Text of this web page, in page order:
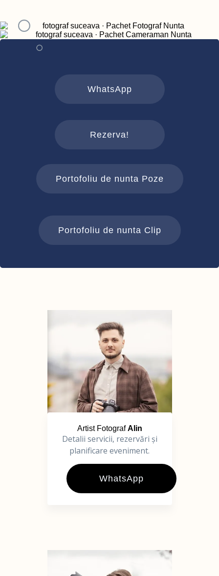
WhatsApp
Rezerva!
Portofoliu de nunta Poze
Portofoliu de nunta Clip
Artist FotografAlin
Detalii servicii, rezervări și
planificare eveniment.
WhatsApp